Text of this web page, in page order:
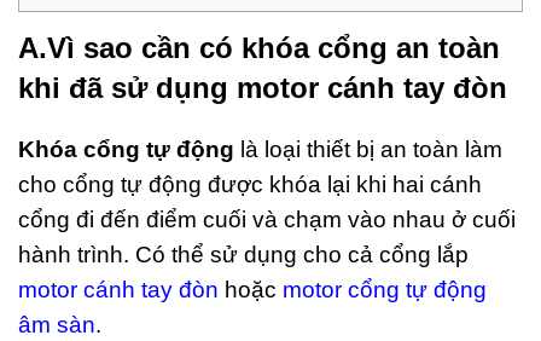
A.Vì sao cần có khóa cổng an toàn
khi đã sử dụng motor cánh tay đòn
Khóa cổng tự động là loại thiết bị an toàn làm
cho cổng tự động được khóa lại khi hai cánh
cổng đi đến điểm cuối và chạm vào nhau ở cuối
hành trình. Có thể sử dụng cho cả cổng lắp
motor cánh tay đòn hoặc motor cổng tự động
âm sàn.
Inox
2
Cấp
Bảy